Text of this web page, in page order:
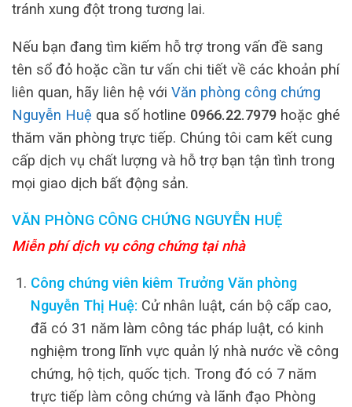
tránh xung đột trong tương lai.
Nếu bạn đang tìm kiếm hỗ trợ trong vấn đề sang
tên sổ đỏ hoặc cần tư vấn chi tiết về các khoản phí
liên quan, hãy liên hệ với Văn phòng công chứng
Nguyễn Huệ qua số hotline 0966.22.7979 hoặc ghé
thăm văn phòng trực tiếp. Chúng tôi cam kết cung
cấp dịch vụ chất lượng và hỗ trợ bạn tận tình trong
mọi giao dịch bất động sản.
VĂN PHÒNG CÔNG CHỨNG NGUYỄN HUỆ
Miễn phí dịch vụ công chứng tại nhà
Công chứng viên kiêm Trưởng Văn phòng
Nguyễn Thị Huệ: Cử nhân luật, cán bộ cấp cao,
đã có 31 năm làm công tác pháp luật, có kinh
nghiệm trong lĩnh vực quản lý nhà nước về công
chứng, hộ tịch, quốc tịch. Trong đó có 7 năm
trực tiếp làm công chứng và lãnh đạo Phòng